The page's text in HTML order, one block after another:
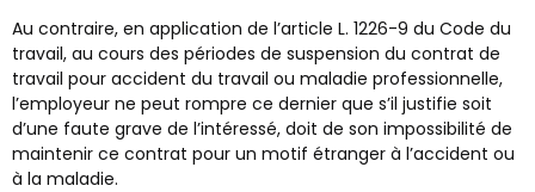
Au contraire, en application de l’article L. 1226-9 du Code du
travail, au cours des périodes de suspension du contrat de
travail pour accident du travail ou maladie professionnelle,
l’employeur ne peut rompre ce dernier que s’il justifie soit
d’une faute grave de l’intéressé, doit de son impossibilité de
maintenir ce contrat pour un motif étranger à l’accident ou
à la maladie.